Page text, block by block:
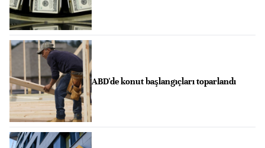
ABD'de konut başlangıçları toparlandı